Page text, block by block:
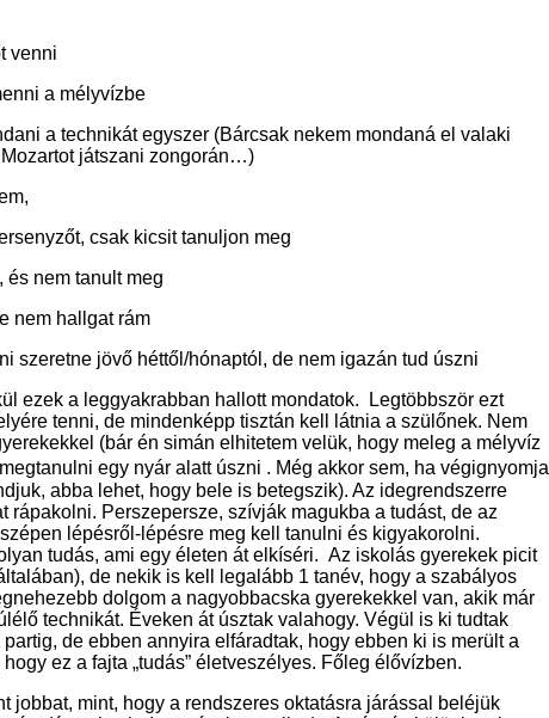
venni
a mélyvízbe
a technikát egyszer (Bárcsak nekem mondaná el valaki
játszani zongorán…)
csak kicsit tanuljon meg
és nem tanult meg
nem hallgat rám
szeretne jövő héttől/hónaptól, de nem igazán tud úszni
ezek a leggyakrabban hallott mondatok. Legtöbbször ezt
tenni, de mindenképp tisztán kell látnia a szülőnek. Nem
(bár én simán elhitetem velük, hogy meleg a mélyvíz
egy nyár alatt úszni . Még akkor sem, ha végignyomja
abba lehet, hogy bele is betegszik). Az idegrendszerre
rápakolni. Perszepersze, szívják magukba a tudást, de az
lépésről-lépésre meg kell tanulni és kigyakorolni.
tudás, ami egy életen át elkíséri. Az iskolás gyerekek picit
de nekik is kell legalább 1 tanév, hogy a szabályos
dolgom a nagyobbacska gyerekekkel van, akik már
technikát. Éveken át úsztak valahogy. Végül is ki tudtak
de ebben annyira elfáradtak, hogy ebben ki is merült a
ez a fajta „tudás” életveszélyes. Főleg élővízben.
jobbat, mint, hogy a rendszeres oktatásra járással beléjük